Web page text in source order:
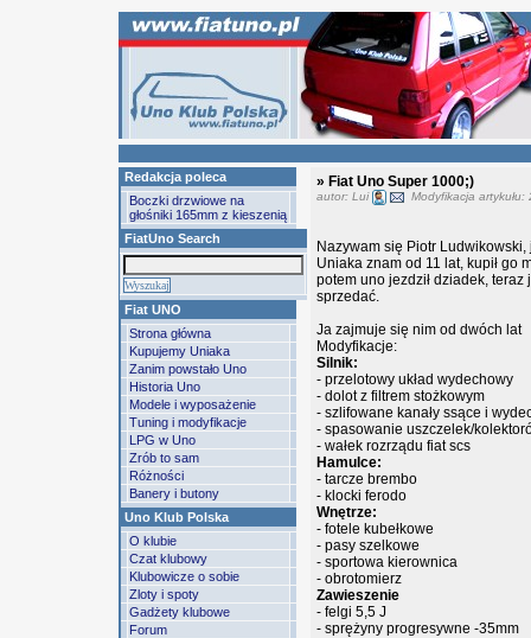
Redakcja poleca
Boczki drzwiowe na
głośniki 165mm z kieszenią
FiatUno Search
Fiat UNO
Strona główna
Kupujemy Uniaka
Zanim powstało Uno
Historia Uno
Modele i wyposażenie
Tuning i modyfikacje
LPG w Uno
Zrób to sam
Różności
Banery i butony
Uno Klub Polska
O klubie
Czat klubowy
Klubowicze o sobie
Zloty i spoty
Gadżety klubowe
Forum
» Fiat Uno Super 1000;)
autor: Lui Modyfikacja
Nazywam się Piotr Ludwikowski,
Uniaka znam od 11 lat, kupił go
potem uno jezdził dziadek,
sprzedać.
Ja zajmuje się nim od dwóch lat
Modyfikacje:
Silnik:
- przelotowy układ wydechowy
- dolot z filtrem stożkowym
- szlifowane kanały ssące i
- spasowanie uszczelek/
- wałek rozrządu fiat scs
Hamulce:
- tarcze brembo
- klocki ferodo
Wnętrze:
- fotele kubełkowe
- pasy szelkowe
- sportowa kierownica
- obrotomierz
Zawieszenie
- felgi 5,5 J
- sprężyny progresywne -35mm